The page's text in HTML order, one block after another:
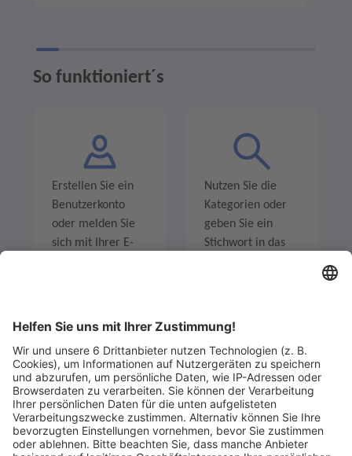
So funktioniert´s
Erstellen Sie ein
Benutzerkonto
oder melden Sie
sich mit Ihrer E-
Nutzen Sie die
Kategorien oder
geben Sie ein
Stichwort in das
Legen Sie zum
Mitbieten eine
Sind Sie am Ende
der